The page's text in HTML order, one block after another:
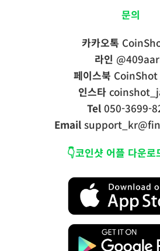
문의
카카오톡
라인
페이스북
인스타
Tel050-3699-
Email
👇코인샷 어플 다운로